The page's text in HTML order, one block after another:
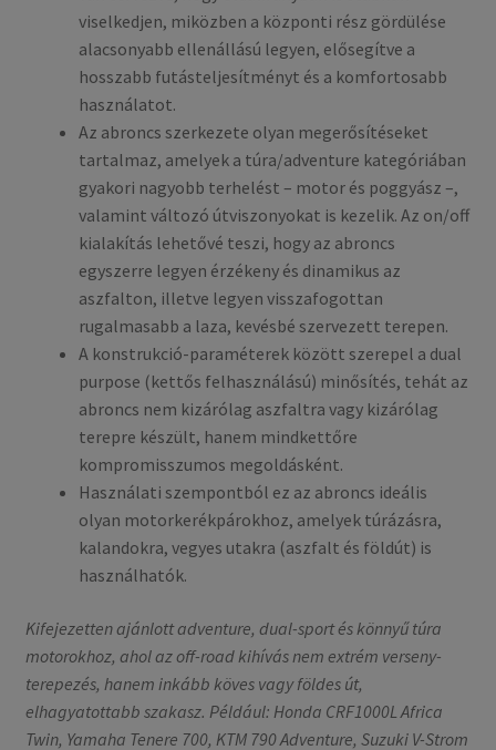
viselkedjen, miközben a központi rész gördülése
alacsonyabb ellenállású legyen, elősegítve a
hosszabb futásteljesítményt és a komfortosabb
használatot.
Az abroncs szerkezete olyan megerősítéseket
tartalmaz, amelyek a túra/adventure kategóriában
gyakori nagyobb terhelést – motor és poggyász –,
valamint változó útviszonyokat is kezelik. Az on/off
kialakítás lehetővé teszi, hogy az abroncs
egyszerre legyen érzékeny és dinamikus az
aszfalton, illetve legyen visszafogottan
rugalmasabb a laza, kevésbé szervezett terepen.
A konstrukció-paraméterek között szerepel a dual
purpose (kettős felhasználású) minősítés, tehát az
abroncs nem kizárólag aszfaltra vagy kizárólag
terepre készült, hanem mindkettőre
kompromisszumos megoldásként.
Használati szempontból ez az abroncs ideális
olyan motorkerékpárokhoz, amelyek túrázásra,
kalandokra, vegyes utakra (aszfalt és földút) is
használhatók.
Kifejezetten ajánlott adventure, dual-sport és könnyű túra
motorokhoz, ahol az off-road kihívás nem extrém verseny-
terepezés, hanem inkább köves vagy földes út,
elhagyatottabb szakasz. Például: Honda CRF1000L Africa
Twin, Yamaha Tenere 700, KTM 790 Adventure, Suzuki V-Strom